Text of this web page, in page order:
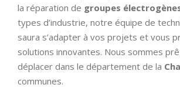
la réparation de groupes
types d’industrie, notre équipe de
saura s’adapter à vos projets et vous
solutions innovantes. Nous sommes
déplacer dans le département de la
communes.